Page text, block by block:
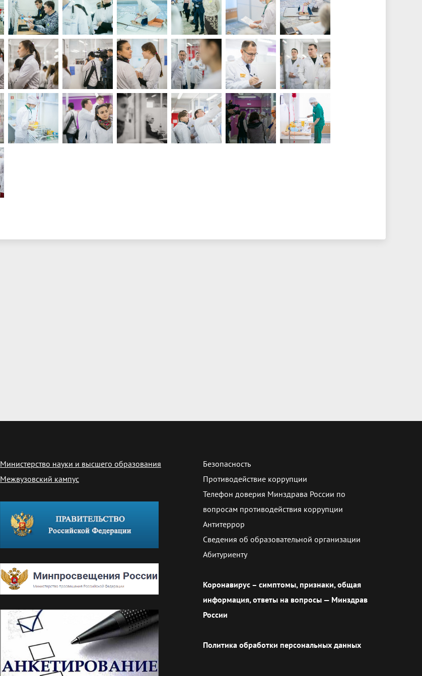
Министерство науки и высшего образования
Межвузовский кампус
Безопасность
Противодействие коррупции
Телефон доверия Минздрава России по
вопросам противодействия коррупции
Антитеррор
Сведения об образовательной организации
Абитуриенту
Коронавирус – симптомы, признаки, общая
информация, ответы на вопросы — Минздрав
России
Политика обработки персональных данных